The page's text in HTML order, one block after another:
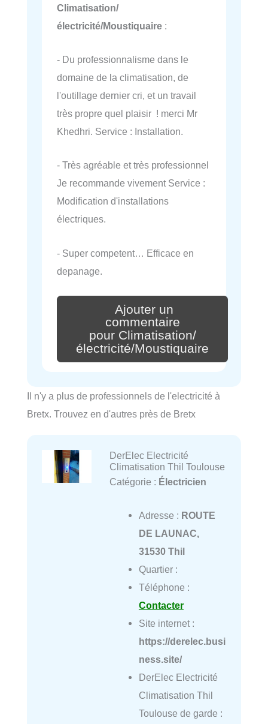
Climatisation/
électricité/Moustiquaire :
- Du professionnalisme dans le
domaine de la climatisation, de
l'outillage dernier cri, et un travail
très propre quel plaisir ! merci Mr
Khedhri. Service : Installation.
- Très agréable et très professionnel
Je recommande vivement Service :
Modification d'installations
électriques.
- Super competent… Efficace en
depanage.
Ajouter un
commentaire
pour Climatisation/
électricité/Moustiquaire
Il n'y a plus de professionnels de l'electricité à
Bretx. Trouvez en d'autres près de Bretx
DerElec Electricité
Climatisation Thil Toulouse
Catégorie : Électricien
Adresse : ROUTE
DE LAUNAC,
31530 Thil
Quartier :
Téléphone :
Contacter
Site internet :
https://derelec.busi
ness.site/
DerElec Electricité
Climatisation Thil
Toulouse de garde :